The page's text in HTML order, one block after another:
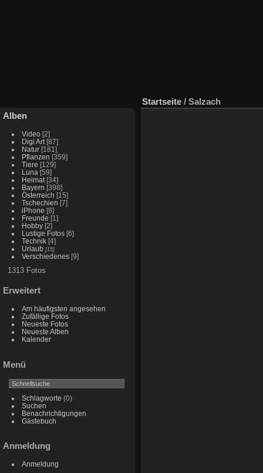
Alben
Video[2]
Digi Art[87]
Natur[181]
Pflanzen [359]
Tiere [129]
Luna [59]
Heimat[34]
Bayern [398]
Österreich [15]
Tschechien [7]
iPhone [8]
Freunde [1]
Hobby[2]
Lustige Fotos[6]
Technik[4]
Urlaub[15]
Verschiedenes[9]
1313 Fotos
Erweitert
Am häufigsten angesehen
Zufällige Fotos
Neueste Fotos
Neueste Alben
Kalender
Menü
Schlagworte (0)
Suchen
Benachrichtigungen
Gästebuch
Anmeldung
Anmeldung
Startseite / Salzach